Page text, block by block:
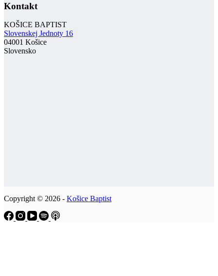
Kontakt
KOŠICE BAPTIST
Slovenskej Jednoty 16
04001 Košice
Slovensko
Copyright © 2026 - Košice Baptist